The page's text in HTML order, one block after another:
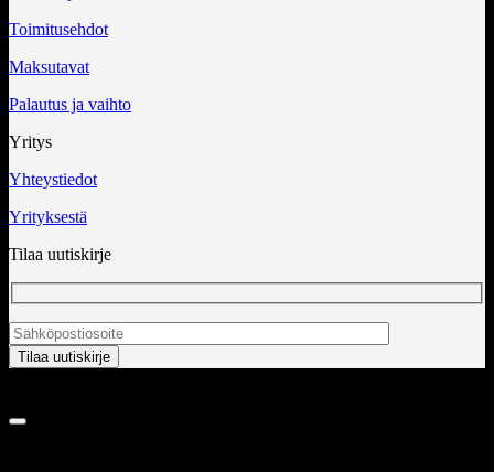
Toimitusehdot
Maksutavat
Palautus ja vaihto
Yritys
Yhteystiedot
Yrityksestä
Tilaa uutiskirje